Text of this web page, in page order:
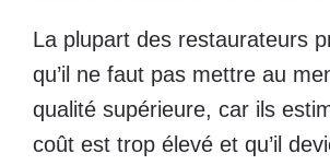
La plupart des restaurateurs
qu’il ne faut pas mettre au
qualité supérieure, car ils
coût est trop élevé et qu’il